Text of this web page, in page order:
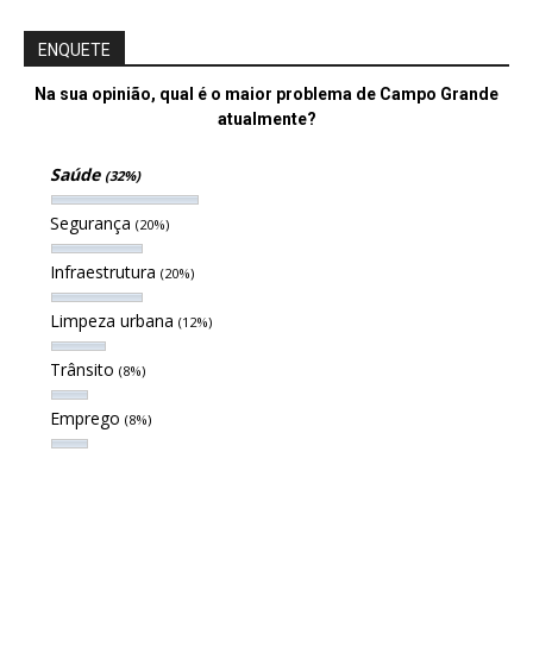
ENQUETE
Na sua opinião, qual é o maior problema de Campo Grande
atualmente?
Saúde (32%)
Segurança (20%)
Infraestrutura (20%)
Limpeza urbana (12%)
Trânsito (8%)
Emprego (8%)